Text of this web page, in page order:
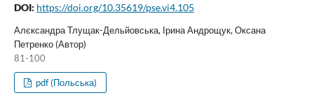
DOI: https://doi.org/10.35619/pse.vi4.105
Алєксандра Тлущак-Дельйовська, Ірина Андрощук, Оксана
Петренко (Автор)
81-100
pdf (Польська)